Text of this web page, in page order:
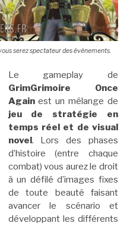
serez spectateur des évènements.
Le gameplay de
GrimGrimoire Once
Againest un mélange de
jeu de stratégie en
temps réel et de visual
novel. Lors des phases
d’histoire (entre chaque
combat) vous aurez le droit
à un défilé d’images fixes
de toute beauté faisant
avancer le scénario et
développant les différents